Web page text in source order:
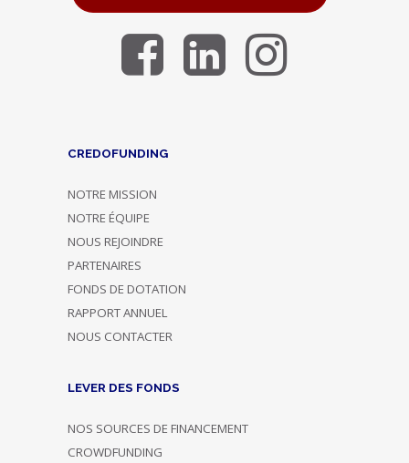
CREDOFUNDING
NOTRE MISSION
NOTRE ÉQUIPE
NOUS REJOINDRE
PARTENAIRES
FONDS DE DOTATION
RAPPORT ANNUEL
NOUS CONTACTER
LEVER DES FONDS
NOS SOURCES DE FINANCEMENT
CROWDFUNDING